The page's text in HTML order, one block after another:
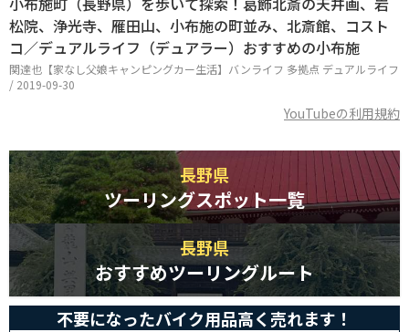
松院、浄光寺、雁田山、小布施の町並み、北斎館、コスト
コ／デュアルライフ（デュアラー）おすすめの小布施
関達也【家なし父娘キャンピングカー生活】バンライフ 多拠点 デュアルライフ
/ 2019-09-30
YouTubeの利用規約
長野県
ツーリングスポット一覧
長野県
おすすめツーリングルート
不要になったバイク用品高く売れます！